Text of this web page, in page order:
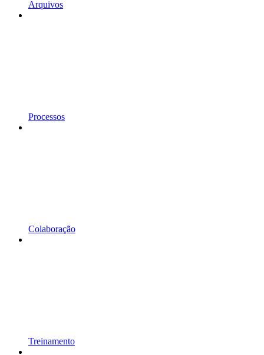
Arquivos
Processos
Colaboração
Treinamento